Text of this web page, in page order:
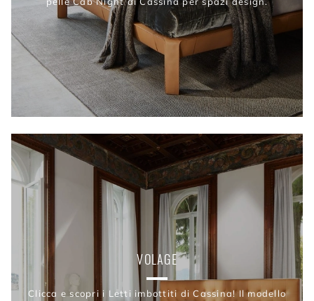
VOLAGE
Clicca e scopri i Letti imbottiti di Cassina! Il modello